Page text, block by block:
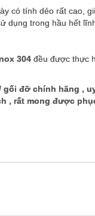
có tính dẻo rất cao,
trong hầu hết
304 đều được thực
đỡ chính hãng ,
mong được phục